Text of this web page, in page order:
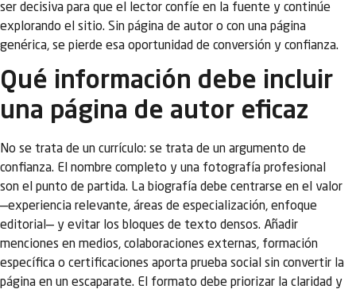
ser decisiva para que el lector confíe en la fuente y continúe
explorando el sitio. Sin página de autor o con una página
genérica, se pierde esa oportunidad de conversión y confianza.
Qué información debe incluir
una página de autor eficaz
No se trata de un currículo: se trata de un argumento de
confianza. El nombre completo y una fotografía profesional
son el punto de partida. La biografía debe centrarse en el valor
—experiencia relevante, áreas de especialización, enfoque
editorial— y evitar los bloques de texto densos. Añadir
menciones en medios, colaboraciones externas, formación
específica o certificaciones aporta prueba social sin convertir la
página en un escaparate. El formato debe priorizar la claridad y